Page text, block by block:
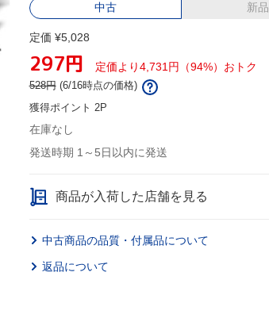
中古 新品
定価 ¥5,028
297円 定価より4,731円（94%）おトク
528円 (6/16時点の価格)
獲得ポイント 2P
在庫なし
発送時期 1～5日以内に発送
商品が入荷した店舗を見る
中古商品の品質・付属品について
返品について